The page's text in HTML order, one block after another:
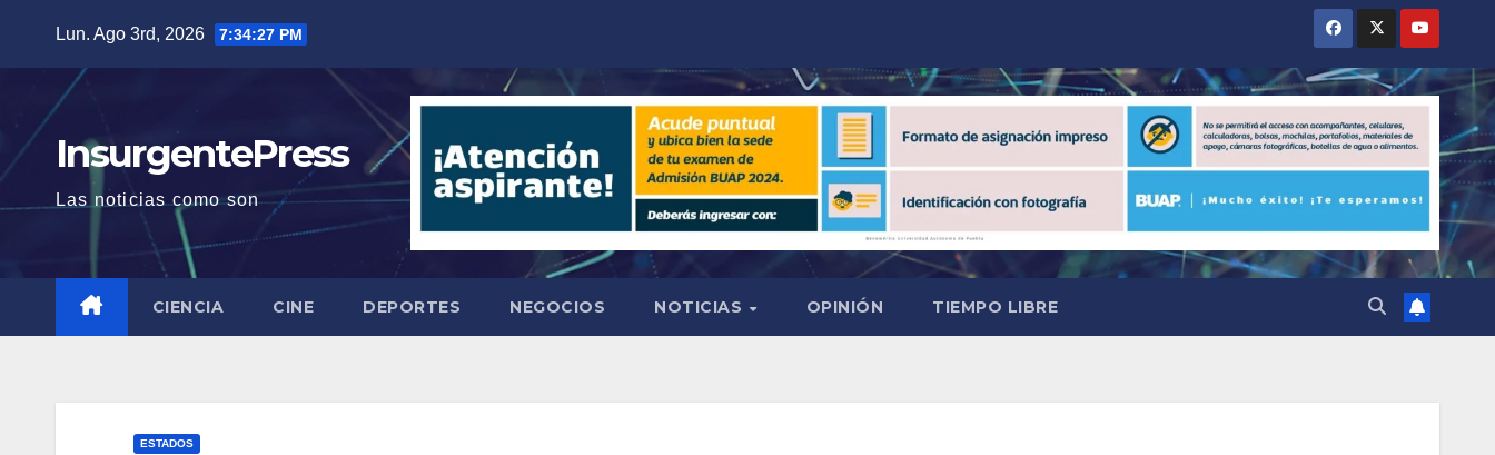
contenido
Lun. Ago 3rd, 2026 7:34:28 PM
InsurgentePress
Las noticias como son
CIENCIA CINE DEPORTES NEGOCIOS NOTICIAS OPINIÓN TIEMPO LIBRE
ESTADOS